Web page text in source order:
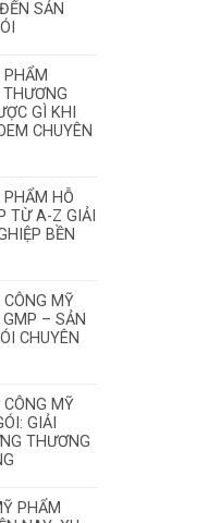
SẢN
GÌ KHI
CHUYÊN
HỖ
TỪ A-Z GIẢI
BỀN
MỸ
– SẢN
CHUYÊN
MỸ
GIẢI
THƯƠNG
PHẨM